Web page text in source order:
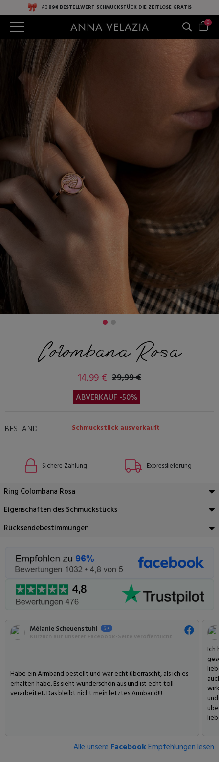
AB89€ BESTELLWERT SCHMUCKSTÜCK DIE ZEITLOSE GRATIS
0
Colombana Rosa
14,99 € 29,99 €
ABVERKAUF -50%
BESTAND: Schmuckstück ausverkauft
Sichere Zahlung Expresslieferung
Ring Colombana Rosa
Eigenschaften des Schmuckstücks
Rücksendebestimmungen
Mélanie Scheuenstuhl
Habe ein Armband bestellt und war echt überrascht, als ich es
erhalten habe. Es sieht wunderschön aus und ist echt toll
verarbeitet. Das bleibt nicht mein letztes Armband!!!
Ich
Alle unsere FacebookEmpfehlungen lesen